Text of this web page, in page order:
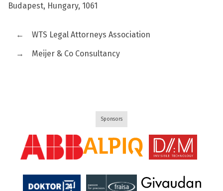
Budapest, Hungary, 1061
←
WTS Legal Attorneys Association
→
Meijer & Co Consultancy
Sponsors